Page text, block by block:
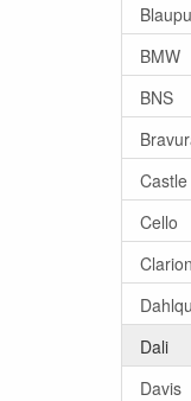
BMW
BNS
Castle
Cello
Clarion
Dali
Davis